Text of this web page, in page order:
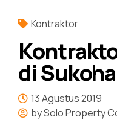
Kontraktor
di
13 Agustus 2019
by Solo Property